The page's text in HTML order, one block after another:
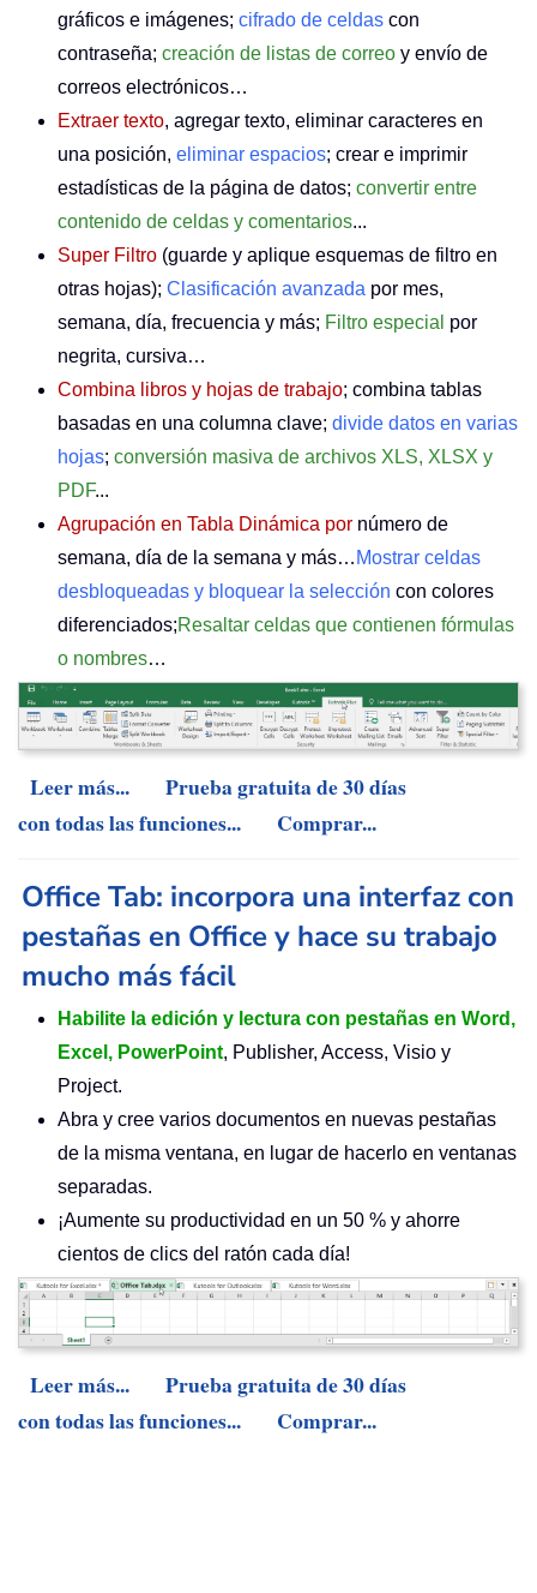
gráficos e imágenes; cifrado de celdas con
contraseña; creación de listas de correo y envío de
correos electrónicos…
Extraer texto, agregar texto, eliminar caracteres en
una posición, eliminar espacios; crear e imprimir
estadísticas de la página de datos; convertir entre
contenido de celdas y comentarios...
Super Filtro (guarde y aplique esquemas de filtro en
otras hojas); Clasificación avanzada por mes,
semana, día, frecuencia y más; Filtro especial por
negrita, cursiva…
Combina libros y hojas de trabajo; combina tablas
basadas en una columna clave; divide datos en varias
hojas; conversión masiva de archivos XLS, XLSX y
PDF...
Agrupación en Tabla Dinámica por número de
semana, día de la semana y más… Mostrar celdas
desbloqueadas y bloquear la selección con colores
diferenciados;Resaltar celdas que contienen fórmulas
o nombres…
Leer más...
Prueba gratuita de 30 días
con todas las funciones...
Comprar...
Office Tab: incorpora una interfaz con
pestañas en Office y hace su trabajo
mucho más fácil
Habilite la edición y lectura con pestañas en Word,
Excel, PowerPoint, Publisher, Access, Visio y
Project.
Abra y cree varios documentos en nuevas pestañas
de la misma ventana, en lugar de hacerlo en ventanas
separadas.
¡Aumente su productividad en un 50 % y ahorre
cientos de clics del ratón cada día!
Leer más...
Prueba gratuita de 30 días
con todas las funciones...
Comprar...